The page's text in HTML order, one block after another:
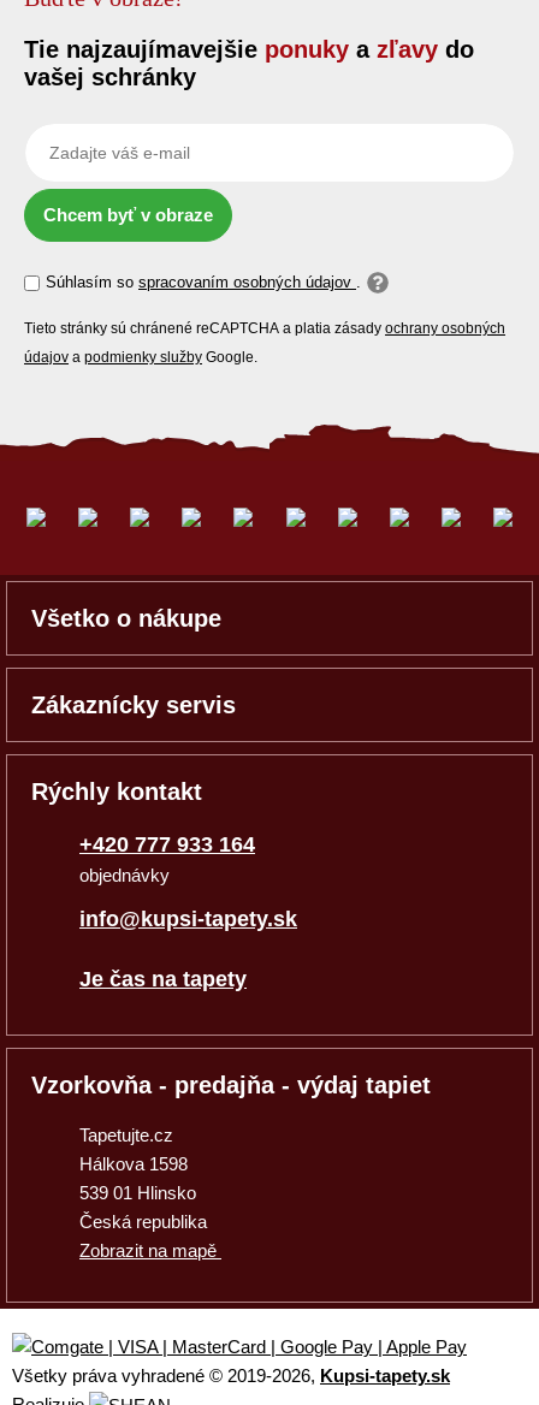
Tie najzaujímavejšie ponuky a zľavy do
vašej schránky
Chcem byť v obraze
Súhlasím so spracovaním osobných údajov .
Tieto stránky sú chránené reCAPTCHA a platia zásady ochrany osobných
údajov a podmienky služby Google.
Všetko o nákupe
Zákaznícky servis
Rýchly kontakt
+420 777 933 164
objednávky
info@kupsi-tapety.sk
Je čas na tapety
Vzorkovňa - predajňa - výdaj tapiet
Tapetujte.cz
Hálkova 1598
539 01 Hlinsko
Česká republika
Zobrazit na mapě
Všetky práva vyhradené © 2019-2026, Kupsi-tapety.sk